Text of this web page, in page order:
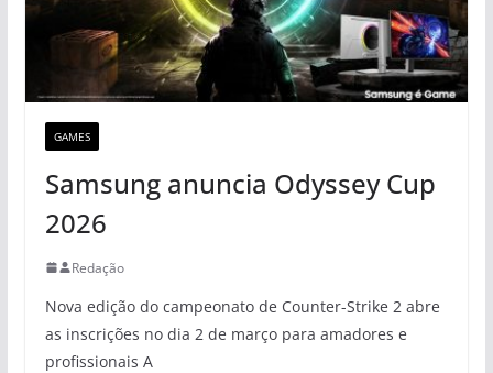
GAMES
Samsung anuncia Odyssey Cup
2026
Redação
Nova edição do campeonato de Counter-Strike 2 abre
as inscrições no dia 2 de março para amadores e
profissionais A